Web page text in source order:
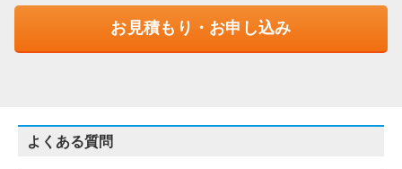
お見積もり・お申し込み
よくある質問